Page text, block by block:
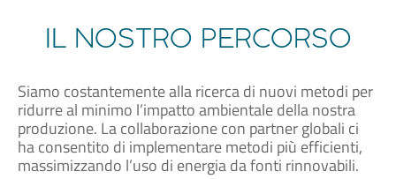
IL NOSTRO PERCORSO
Siamo costantemente alla ricerca di nuovi metodi per
ridurre al minimo l’impatto ambientale della nostra
produzione. La collaborazione con partner globali ci
ha consentito di implementare metodi più efficienti,
massimizzando l’uso di energia da fonti rinnovabili.